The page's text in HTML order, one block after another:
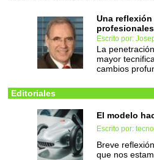
Una
Escrito por:
La
mayor
cambios
Editoriales
El modelo
Escrito por:
Breve
que nos